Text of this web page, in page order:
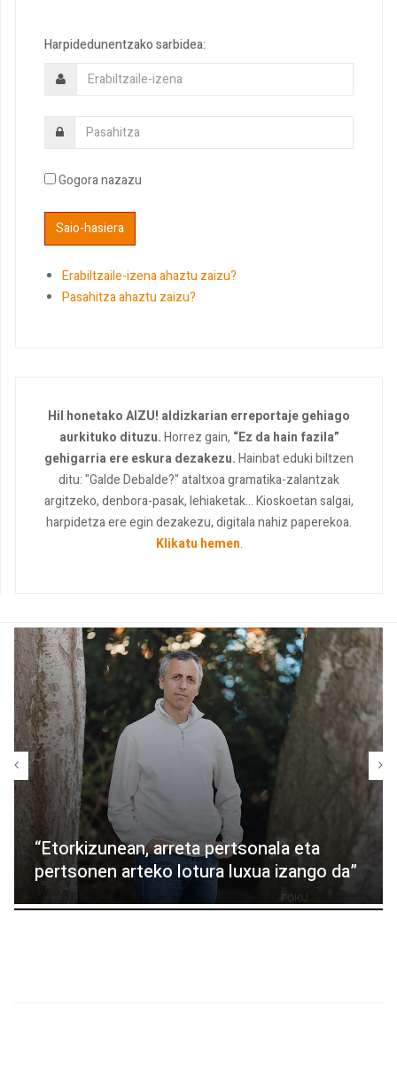
Harpidedunentzako sarbidea:
Gogora nazazu
Erabiltzaile-izena ahaztu zaizu?
Pasahitza ahaztu zaizu?
Hil honetako AIZU! aldizkarian erreportaje gehiago
aurkituko dituzu.Horrez gain, “Ez da hain fazila”
gehigarria ere eskura dezakezu.Hainbat eduki biltzen
ditu: "Galde Debalde?" ataltxoa gramatika-zalantzak
argitzeko, denbora-pasak, lehiaketak... Kioskoetan salgai,
harpidetza ere egin dezakezu, digitala nahiz paperekoa.
Klikatu hemen.
“Etorkizunean, arreta pertsonala eta
pertsonen arteko lotura luxua izango da”